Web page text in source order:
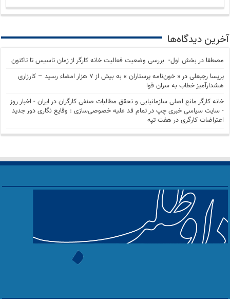
آخرین دیدگاه‌ها
مصطفا در بخش اول- بررسی وضعیت فعالیت خانه کارگر از زمان تاسیس تا تاکنون
پریسا رجبعلی در
« خون‌نامه پرستاران » به بیش از ۷ هزار امضاء رسید – کارزاری
هشدارآمیز خطاب به سران قوا
خانه کارگر مانع اصلی سازمانیابی و تحقق مطالبات صنفی کارگران در ایران - اخبار روز
- سايت سياسی خبری چپ درتمام قد علیه خصوصی‌سازی : وقایع نگاری دور جدید
اعتراضات کارگری در هفت تپه